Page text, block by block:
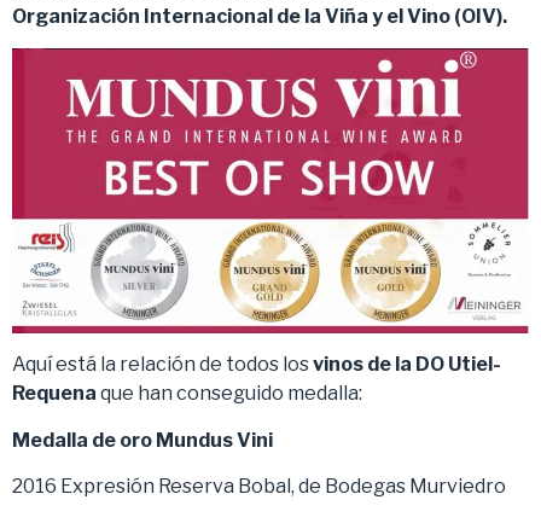
Organización Internacional de la Viña y el Vino (OIV).
Aquí está la relación de todos losvinos de la DO Utiel-
Requena que han conseguido medalla:
Medalla de oro Mundus Vini
2016 Expresión Reserva Bobal, de Bodegas Murviedro